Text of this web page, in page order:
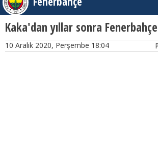
Kaka'dan yıllar sonra
10 Aralık 2020, Perşembe 18:04